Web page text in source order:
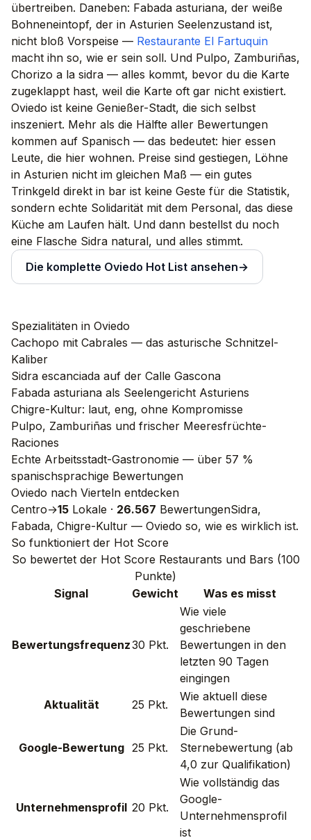
übertreiben. Daneben: Fabada asturiana, der weiße
Bohneneintopf, der in Asturien Seelenzustand ist,
nicht bloß Vorspeise — Restaurante El Fartuquin
macht ihn so, wie er sein soll. Und Pulpo, Zamburiñas,
Chorizo a la sidra — alles kommt, bevor du die Karte
zugeklappt hast, weil die Karte oft gar nicht existiert.
Oviedo ist keine Genießer-Stadt, die sich selbst
inszeniert. Mehr als die Hälfte aller Bewertungen
kommen auf Spanisch — das bedeutet: hier essen
Leute, die hier wohnen. Preise sind gestiegen, Löhne
in Asturien nicht im gleichen Maß — ein gutes
Trinkgeld direkt in bar ist keine Geste für die Statistik,
sondern echte Solidarität mit dem Personal, das diese
Küche am Laufen hält. Und dann bestellst du noch
eine Flasche Sidra natural, und alles stimmt.
Die komplette Oviedo Hot List ansehen→
Spezialitäten in Oviedo
Cachopo mit Cabrales — das asturische Schnitzel-
Kaliber
Sidra escanciada auf der Calle Gascona
Fabada asturiana als Seelengericht Asturiens
Chigre-Kultur: laut, eng, ohne Kompromisse
Pulpo, Zamburiñas und frischer Meeresfrüchte-
Raciones
Echte Arbeitsstadt-Gastronomie — über 57 %
spanischsprachige Bewertungen
Oviedo nach Vierteln entdecken
Centro→15 Lokale · 26.567 BewertungenSidra,
Fabada, Chigre-Kultur — Oviedo so, wie es wirklich ist.
So funktioniert der Hot Score
So bewertet der Hot Score Restaurants und Bars (100
Punkte)
Signal
Gewicht Was es misst
Bewertungsfrequenz30 Pkt.
Wie viele
geschriebene
Bewertungen in den
letzten 90 Tagen
eingingen
Aktualität
25 Pkt.
Wie aktuell diese
Bewertungen sind
Google-Bewertung 25 Pkt.
Die Grund-
Sternebewertung (ab
4,0 zur Qualifikation)
Unternehmensprofil 20 Pkt.
Wie vollständig das
Google-
Unternehmensprofil
ist